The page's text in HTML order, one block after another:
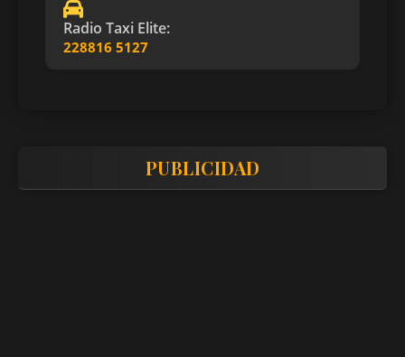
Radio Taxi Elite:
228816 5127
PUBLICIDAD